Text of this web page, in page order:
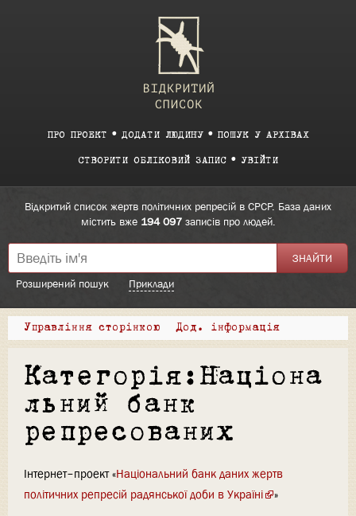
ПРО ПРОЕКТ ДОДАТИ ЛЮДИНУ ПОШУК У АРХІВАХ
СТВОРИТИ ОБЛІКОВИЙ ЗАПИС УВІЙТИ
Відкритий список жертв політичних репресій в СРСР. База даних
містить вже 194 097записів про людей.
Розширений пошук Приклади
Управління сторінкою Дод. інформація
Категорія:Націона
льний банк
репресованих
Інтернет–проект «Національний банк даних жертв
політичних репресій радянської доби в Україні
»